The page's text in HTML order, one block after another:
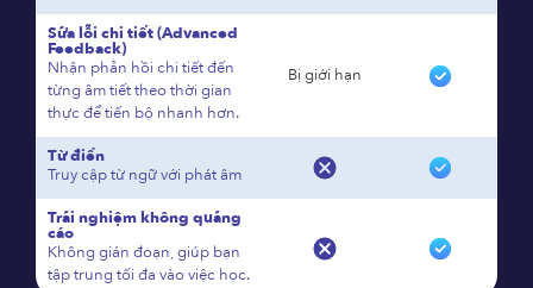
Sửa lỗi chi tiết (Advanced
Feedback)
Nhận phản hồi chi tiết đến
từng âm tiết theo thời gian
thực để tiến bộ nhanh hơn.
Bị giới hạn
Từ điển
Truy cập từ ngữ với phát âm
Trải nghiệm không quảng
cáo
Không gián đoạn, giúp bạn
tập trung tối đa vào việc học.